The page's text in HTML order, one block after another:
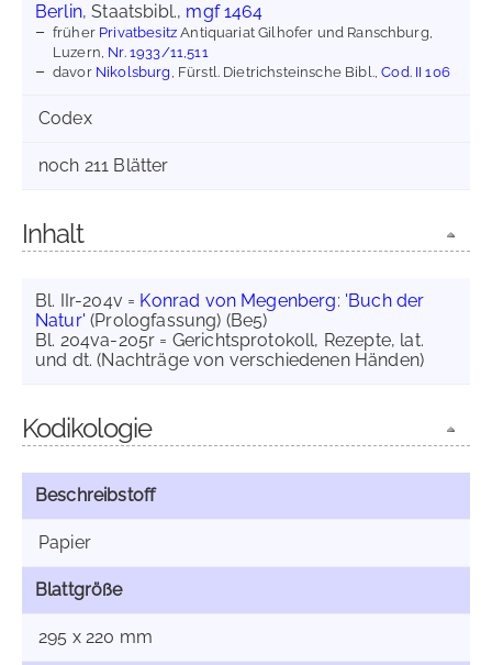
Berlin, Staatsbibl., mgf 1464
früher PrivatbesitzAntiquariat Gilhofer und Ranschburg,
Luzern, Nr. 1933/11,511
davor Nikolsburg , Fürstl. Dietrichsteinsche Bibl.,Cod. II 106
Codex
noch 211 Blätter
Inhalt
Bl. IIr-204v = Konrad von Megenberg: 'Buch der
Natur' (Prologfassung) (Be5)
Bl. 204va-205r = Gerichtsprotokoll, Rezepte, lat.
und dt. (Nachträge von verschiedenen Händen)
Kodikologie
Beschreibstoff
Papier
Blattgröße
295 x 220 mm